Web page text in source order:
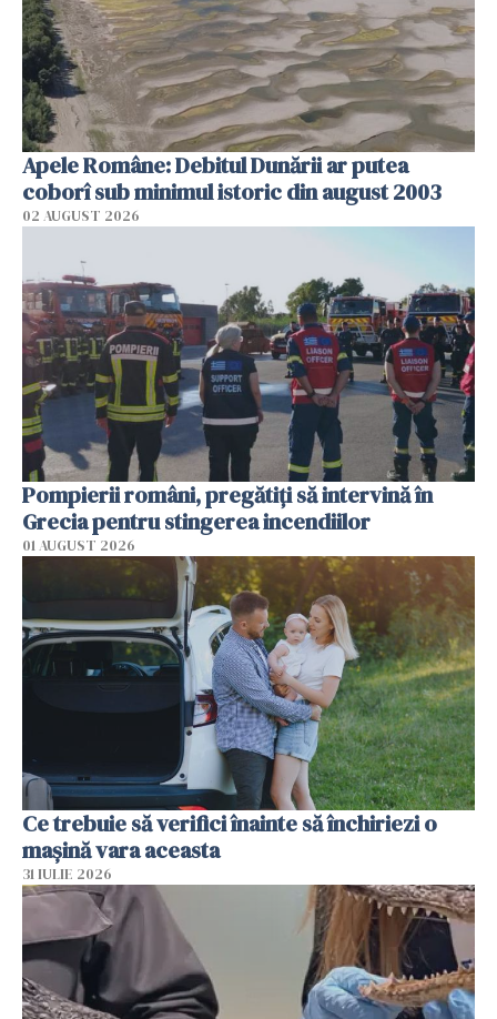
Apele Române: Debitul Dunării ar putea
coborî sub minimul istoric din august 2003
02 AUGUST 2026
Pompierii români, pregătiţi să intervină în
Grecia pentru stingerea incendiilor
01 AUGUST 2026
Ce trebuie să verifici înainte să închiriezi o
mașină vara aceasta
31 IULIE 2026